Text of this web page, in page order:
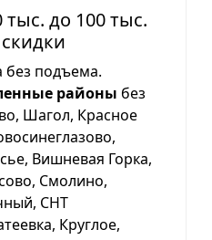
тыс. до 100 тыс.
без подъема.
районы без
Шагол, Красное
Вишневая Горка,
Смолино,
СНТ
Круглое,